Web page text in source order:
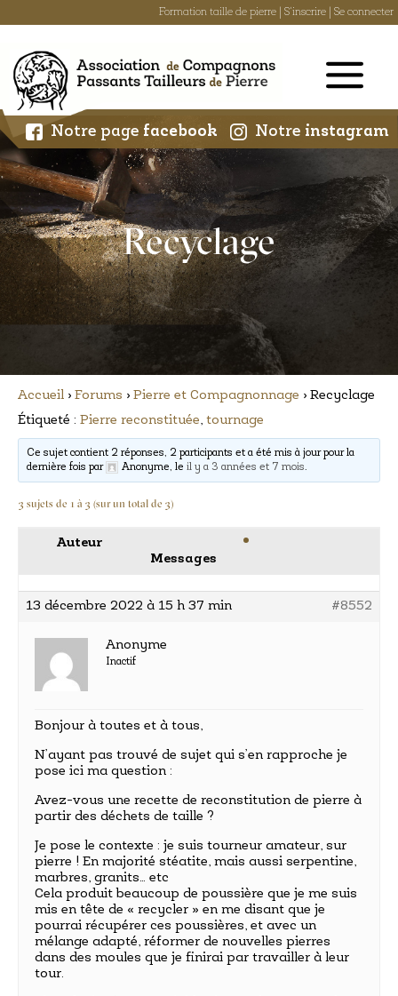
Formation taille de pierre S'inscrire Se connecter
content
Notre page facebook Notre instagram
Recyclage
Accueil › Forums › Pierre et Compagnonnage › Recyclage
Étiqueté : Pierre reconstituée, tournage
Ce sujet contient 2 réponses, 2 participants et a été mis à jour pour la
dernière fois par
Anonyme, leil y a 3 années et 7 mois.
3 sujets de 1 à 3 (sur un total de 3)
Auteur
Messages
13 décembre 2022 à 15 h 37 min #8552
Anonyme
Inactif
Bonjour à toutes et à tous,
N’ayant pas trouvé de sujet qui s’en rapproche je
pose ici ma question :
Avez-vous une recette de reconstitution de pierre à
partir des déchets de taille ?
Je pose le contexte : je suis tourneur amateur, sur
pierre ! En majorité stéatite, mais aussi serpentine,
marbres, granits… etc
Cela produit beaucoup de poussière que je me suis
mis en tête de « recycler » en me disant que je
pourrai récupérer ces poussières, et avec un
mélange adapté, réformer de nouvelles pierres
dans des moules que je finirai par travailler à leur
tour.